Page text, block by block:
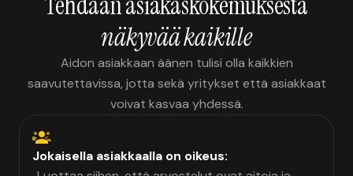
näkyvää kaikille
Aidon asiakkaan äänen tulisi olla kaikkien
saavutettavissa, jotta sekä yritykset että asiakkaat
voivat kasvaa yhdessä.
Jokaisella asiakkaalla on oikeus: